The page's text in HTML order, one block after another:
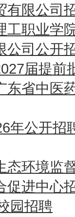
有限公司
工职业学
公司公开
届提前
东省中医
年公开招
态环境监
促进中心
园招聘